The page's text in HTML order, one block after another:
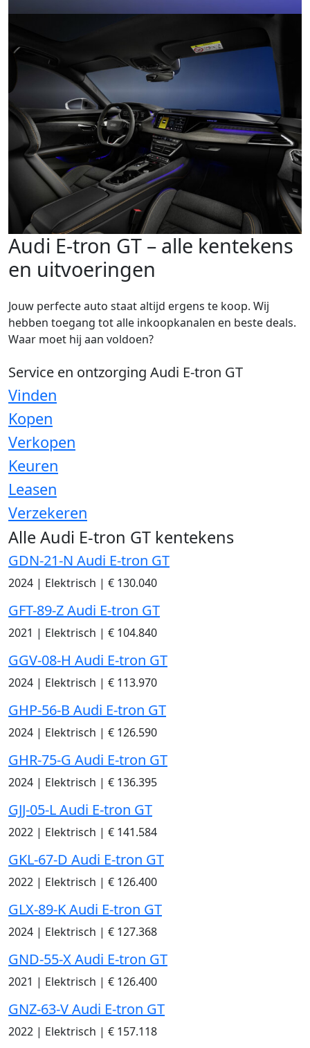
Audi E-tron GT – alle kentekens
en uitvoeringen
Jouw perfecte auto staat altijd ergens te koop. Wij
hebben toegang tot alle inkoopkanalen en beste deals.
Waar moet hij aan voldoen?
Service en ontzorging Audi E-tron GT
Vinden
Kopen
Verkopen
Keuren
Leasen
Verzekeren
Alle Audi E-tron GT kentekens
GDN-21-N Audi E-tron GT
2024 | Elektrisch | € 130.040
GFT-89-Z Audi E-tron GT
2021 | Elektrisch | € 104.840
GGV-08-H Audi E-tron GT
2024 | Elektrisch | € 113.970
GHP-56-B Audi E-tron GT
2024 | Elektrisch | € 126.590
GHR-75-G Audi E-tron GT
2024 | Elektrisch | € 136.395
GJJ-05-L Audi E-tron GT
2022 | Elektrisch | € 141.584
GKL-67-D Audi E-tron GT
2022 | Elektrisch | € 126.400
GLX-89-K Audi E-tron GT
2024 | Elektrisch | € 127.368
GND-55-X Audi E-tron GT
2021 | Elektrisch | € 126.400
GNZ-63-V Audi E-tron GT
2022 | Elektrisch | € 157.118